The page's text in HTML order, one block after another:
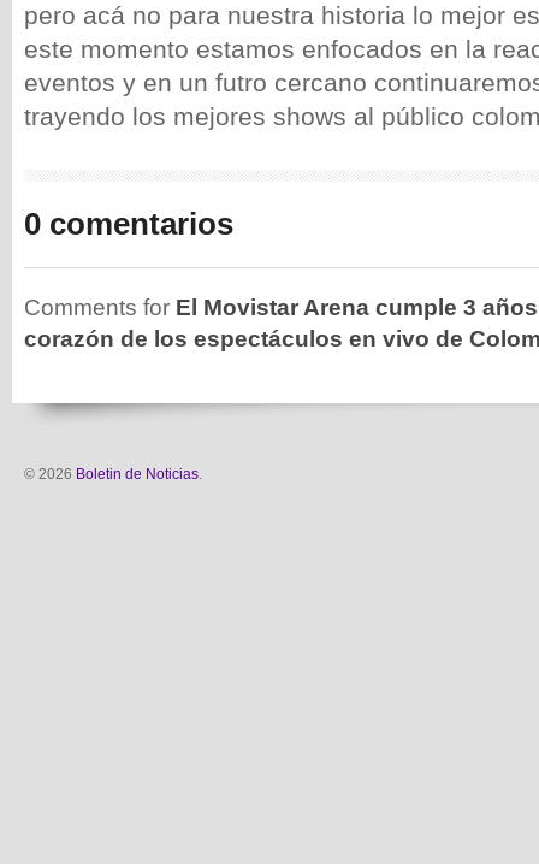
pero acá no para nuestra historia lo mejor
este momento estamos enfocados en la
eventos y en un futro cercano
trayendo los mejores shows al público
0 comentarios
Comments for El Movistar Arena cumple 3
corazón de los espectáculos en vivo de
© 2026 Boletin de Noticias.